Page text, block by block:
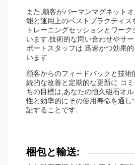
また,顧客がパーマンマグネット
能と運用上のベストプラクティス
トレーニングセッションとワー
います.技術的な問い合わせやサ
ポートスタッフは 迅速かつ効果
います
顧客からのフィードバックと技
続的な改善と定期的な更新に コ
ちの目標は,あなたの恒久磁石オ
性と効率的にその使用寿命を通し
証することです.
梱包と輸送: